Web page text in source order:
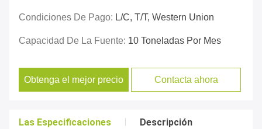
Condiciones De Pago: L/C, T/T, Western Union
Capacidad De La Fuente: 10 Toneladas Por Mes
Obtenga el mejor precio Contacta ahora
Las Especificaciones Descripción